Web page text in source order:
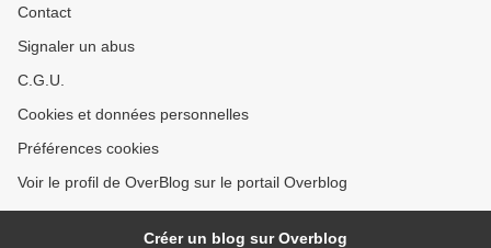
Contact
Signaler un abus
C.G.U.
Cookies et données personnelles
Préférences cookies
Voir le profil de OverBlog sur le portail Overblog
Créer un blog sur Overblog